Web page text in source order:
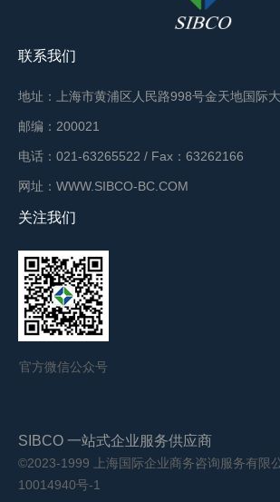
联系我们
地址：上海市黄浦区人民路998号金天地国际
邮编：200021
电话：021-63265522 / Fax：63262166
网址：WWW.SIBCO-BC.COM
关注我们
官方微信公众号
SIBCO 一站式企业服务供应商
©2023-1999 上海国际企业商务咨询服务有限
10014940号-1